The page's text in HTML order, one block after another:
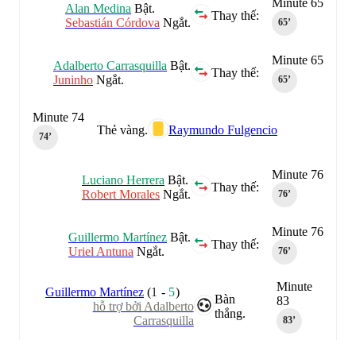
65‎’‎
Thay thế:
Alan Medina Bật.
Sebastián Córdova Ngắt.
Minute 65
65‎’‎
Thay thế:
Adalberto Carrasquilla Bật.
Juninho Ngắt.
Thẻ vàng. Raymundo Fulgencio
Minute 74
74‎’‎
Minute 76
76‎’‎
Thay thế:
Luciano Herrera Bật.
Robert Morales Ngắt.
Minute 76
76‎’‎
Thay thế:
Guillermo Martínez Bật.
Uriel Antuna Ngắt.
Minute
83
83‎’‎
Bàn
thắng.
Guillermo Martínez (1 - 5)
hỗ trợ bởi Adalberto
Carrasquilla